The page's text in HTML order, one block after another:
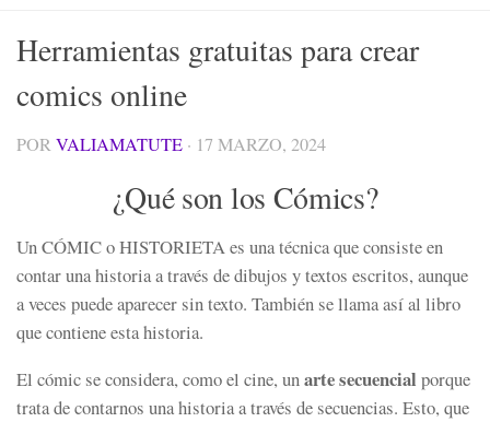
Herramientas gratuitas para crear
comics online
POR VALIAMATUTE · 17 MARZO, 2024
¿Qué son los Cómics?
Un CÓMIC o HISTORIETA es una técnica que consiste en
contar una historia a través de dibujos y textos escritos, aunque
a veces puede aparecer sin texto. También se llama así al libro
que contiene esta historia.
El cómic se considera, como el cine, unarte secuencial porque
trata de contarnos una historia a través de secuencias. Esto, que